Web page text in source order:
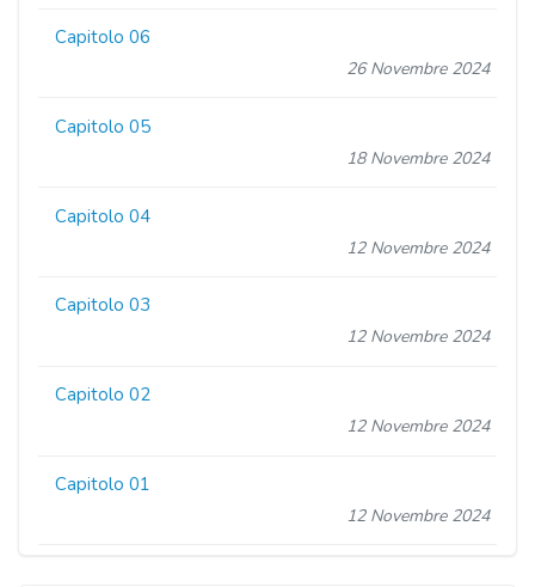
Capitolo 06
26 Novembre 2024
Capitolo 05
18 Novembre 2024
Capitolo 04
12 Novembre 2024
Capitolo 03
12 Novembre 2024
Capitolo 02
12 Novembre 2024
Capitolo 01
12 Novembre 2024